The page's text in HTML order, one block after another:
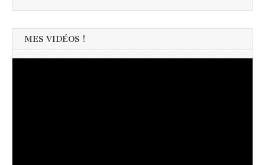
MES VIDÉOS !